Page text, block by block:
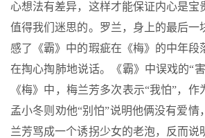
心想法有差异，这样才能保证内心是宝
值得我们迷思的。罗兰，身上的最后一
感了《霸》中的瑕疵在《梅》的中年段
在掏心掏肺地说话。《霸》中误戏的“
《梅》中，梅兰芳多次表示“我怕”，
孟小冬则劝他“别怕”说明他俩没有爱情
兰芳骂成一个诱拐少女的老泡，反而说